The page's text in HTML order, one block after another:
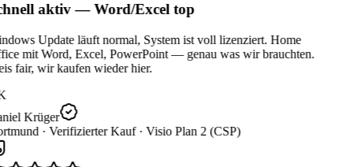
aktiv — Word/Excel top
Update läuft normal, System ist voll lizenziert. Home
mit Word, Excel, PowerPoint — genau was wir brauchten.
fair, wir kaufen wieder hier.
Krüger
· Verifizierter Kauf · Visio Plan 2 (CSP)